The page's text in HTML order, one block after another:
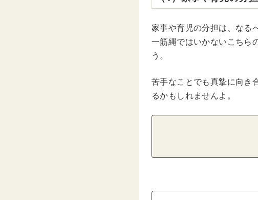
家事や育児の分担は、なる
一筋縄ではいかないこちら
う。
苦手なことでも真摯に向き
るかもしれませんよ。